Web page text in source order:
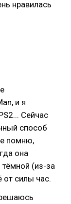
нравилась
и я
Сейчас
способ
помню,
она
(из-за
от силы час.